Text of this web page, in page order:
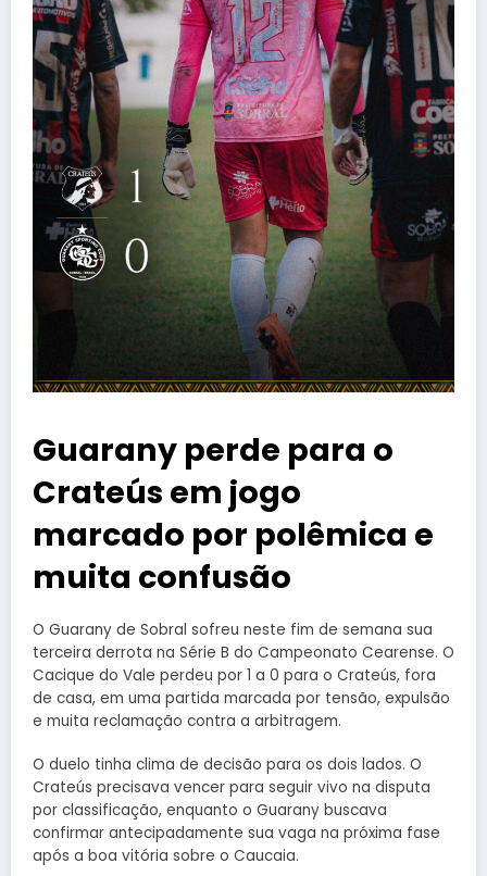
Guarany perde para o
Crateús em jogo
marcado por polêmica e
muita confusão
O Guarany de Sobral sofreu neste fim de semana sua
terceira derrota na Série B do Campeonato Cearense. O
Cacique do Vale perdeu por 1 a 0 para o Crateús, fora
de casa, em uma partida marcada por tensão, expulsão
e muita reclamação contra a arbitragem.
O duelo tinha clima de decisão para os dois lados. O
Crateús precisava vencer para seguir vivo na disputa
por classificação, enquanto o Guarany buscava
confirmar antecipadamente sua vaga na próxima fase
após a boa vitória sobre o Caucaia.